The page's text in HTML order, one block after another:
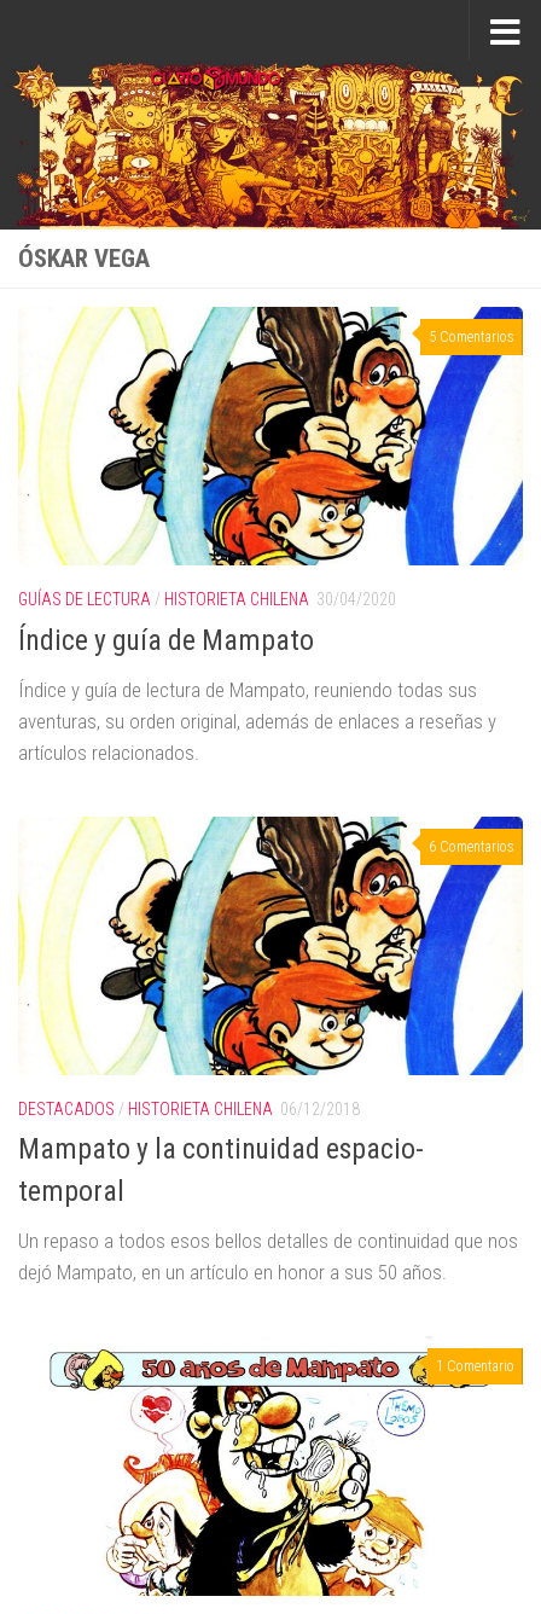
ÓSKAR VEGA
5 Comentarios
GUÍAS DE LECTURA/ HISTORIETA CHILENA 30/04/2020
Índice y guía de Mampato
Índice y guía de lectura de Mampato, reuniendo todas sus
aventuras, su orden original, además de enlaces a reseñas y
artículos relacionados.
6 Comentarios
DESTACADOS / HISTORIETA CHILENA 06/12/2018
Mampato y la continuidad espacio-
temporal
Un repaso a todos esos bellos detalles de continuidad que nos
dejó Mampato, en un artículo en honor a sus 50 años.
1 Comentario